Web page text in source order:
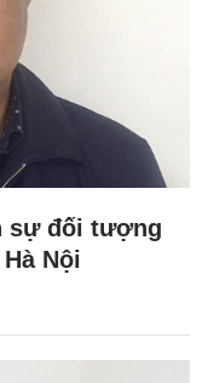
sự đối tượng
Nội